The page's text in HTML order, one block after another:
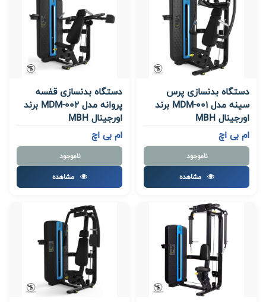
دستگاه بدنسازی پرس
سینه مدل MDM-001 برند
اورجینال MBH
ام بی اچ
ناموجود
مشاهده
دستگاه بدنسازی قفسه
پروانه مدل MDM-002 برند
اورجینال MBH
ام بی اچ
ناموجود
مشاهده